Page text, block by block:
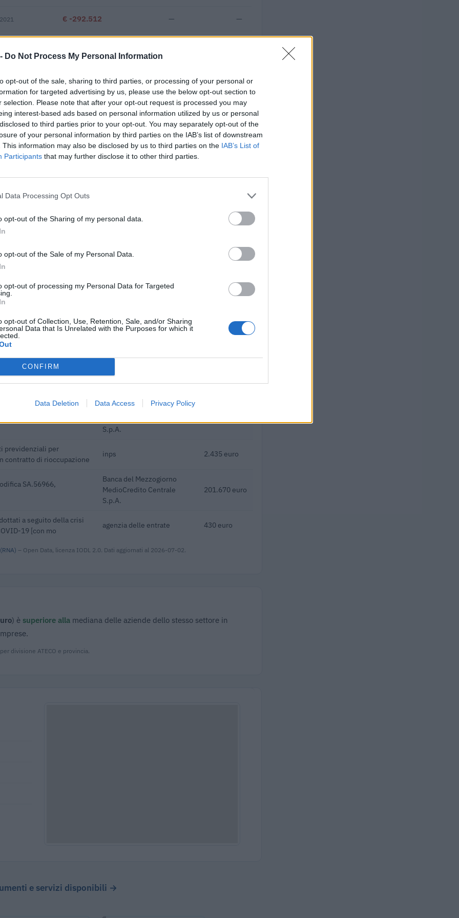
Do Not Process My Personal Information
opt-out of the sale, sharing to third parties, or processing of your personal or
for targeted advertising by us, please use the below opt-out section to
selection. Please note that after your opt-out request is processed you may
interest-based ads based on personal information utilized by us or personal
to third parties prior to your opt-out. You may separately opt-out of the
of your personal information by third parties on the IAB’s list of downstream
This information may also be disclosed by us to third parties on the IAB’s List of
Participants that may further disclose it to other third parties.
Data Processing Opt Outs
opt-out of the Sharing of my personal data.
opt-out of the Sale of my Personal Data.
opt-out of processing my Personal Data for Targeted
opt-out of Collection, Use, Retention, Sale, and/or Sharing
Data that Is Unrelated with the Purposes for which it
CONFIRM
Data Deletion Data Access Privacy Policy
€ -292.512 — —
€ 252.752
Fatturato per dipendente
o contributi pubblici per un totale di 738.357 euro (2021–2026).
previdenziali per
comma 10-15 L. 178/
inps 1.710 euro
per
comma 10-15 L. 178/
inps 5.000 euro
per nuove
nel bienni
inps 2.500 euro
[decisione su
al 30.6.22) ai
agenzia delle entrate
ai sensi della decisione
SA 101076)
a seguito della crisi
19 [con mo
agenzia delle entrate 3.600 euro
imprese
Banca del Mezzogiorno
S.p.A.
previdenziali per
contratto di rioccupazione
inps 2.435 euro
SA.56966,
Banca del Mezzogiorno
MedioCredito Centrale
S.p.A.
201.670 euro
a seguito della crisi
19 [con mo
agenzia delle entrate 430 euro
– Open Data, licenza IODL 2.0. Dati aggiornati al 2026-07-02.
) è superiore alla mediana delle aziende dello stesso settore in
divisione ATECO e provincia.
e servizi disponibili →